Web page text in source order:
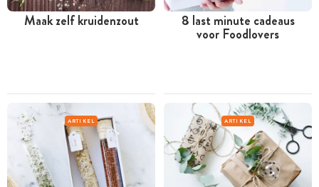
Maak zelf kruidenzout 8 last minute cadeaus
voor Foodlovers
ARTIKEL ARTIKEL